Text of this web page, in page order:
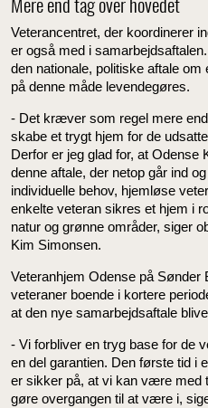
Mere end tag over hovedet
Veterancentret, der koordinerer
er også med i
den nationale, politiske aftale
på denne måde levendegøres.
- Det kræver som regel mere
skabe et trygt hjem for de
Derfor er jeg glad for, at Odense
denne aftale, der netop går ind
individuelle behov, hjemløse
enkelte veteran sikres et hjem i
natur og grønne områder, siger
Kim Simonsen.
Veteranhjem Odense på Sønder
veteraner boende i kortere
at den nye samarbejdsaftale
- Vi forbliver en tryg base for de
en del garantien. Den første tid i
er sikker på, at vi kan være med
gøre overgangen til at være i,